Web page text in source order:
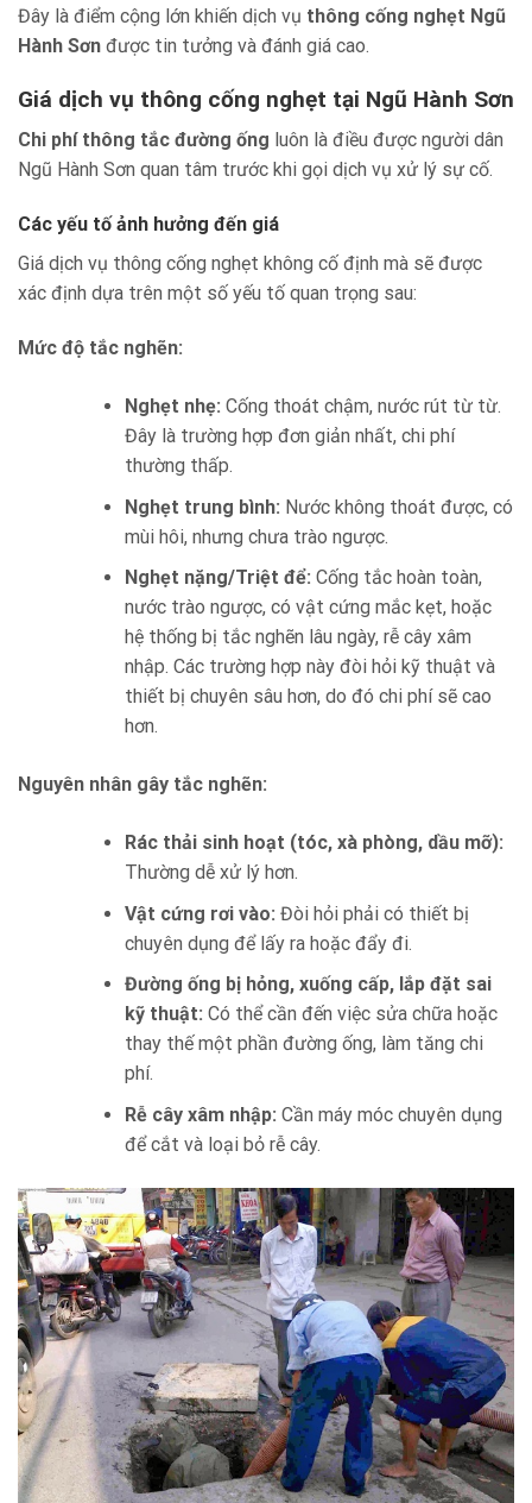
Đây là điểm cộng lớn khiến dịch vụ thông cống nghẹt Ngũ
Hành Sơn được tin tưởng và đánh giá cao.
Giá dịch vụ thông cống nghẹt tại Ngũ Hành Sơn
Chi phí thông tắc đường ống luôn là điều được người dân
Ngũ Hành Sơn quan tâm trước khi gọi dịch vụ xử lý sự cố.
Các yếu tố ảnh hưởng đến giá
Giá dịch vụ thông cống nghẹt không cố định mà sẽ được
xác định dựa trên một số yếu tố quan trọng sau:
Mức độ tắc nghẽn:
Nghẹt nhẹ: Cống thoát chậm, nước rút từ từ.
Đây là trường hợp đơn giản nhất, chi phí
thường thấp.
Nghẹt trung bình: Nước không thoát được, có
mùi hôi, nhưng chưa trào ngược.
Nghẹt nặng/Triệt để: Cống tắc hoàn toàn,
nước trào ngược, có vật cứng mắc kẹt, hoặc
hệ thống bị tắc nghẽn lâu ngày, rễ cây xâm
nhập. Các trường hợp này đòi hỏi kỹ thuật và
thiết bị chuyên sâu hơn, do đó chi phí sẽ cao
hơn.
Nguyên nhân gây tắc nghẽn:
Rác thải sinh hoạt (tóc, xà phòng, dầu mỡ):
Thường dễ xử lý hơn.
Vật cứng rơi vào: Đòi hỏi phải có thiết bị
chuyên dụng để lấy ra hoặc đẩy đi.
Đường ống bị hỏng, xuống cấp, lắp đặt sai
kỹ thuật: Có thể cần đến việc sửa chữa hoặc
thay thế một phần đường ống, làm tăng chi
phí.
Rễ cây xâm nhập: Cần máy móc chuyên dụng
để cắt và loại bỏ rễ cây.